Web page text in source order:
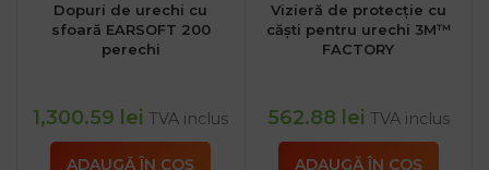
Dopuri de urechi cu
sfoară EARSOFT 200
perechi
1,300.59 lei TVA inclus
ADAUGĂ ÎN COȘ
Vizieră de protecție cu
căști pentru urechi 3M™
FACTORY
562.88 lei TVA inclus
ADAUGĂ ÎN COȘ